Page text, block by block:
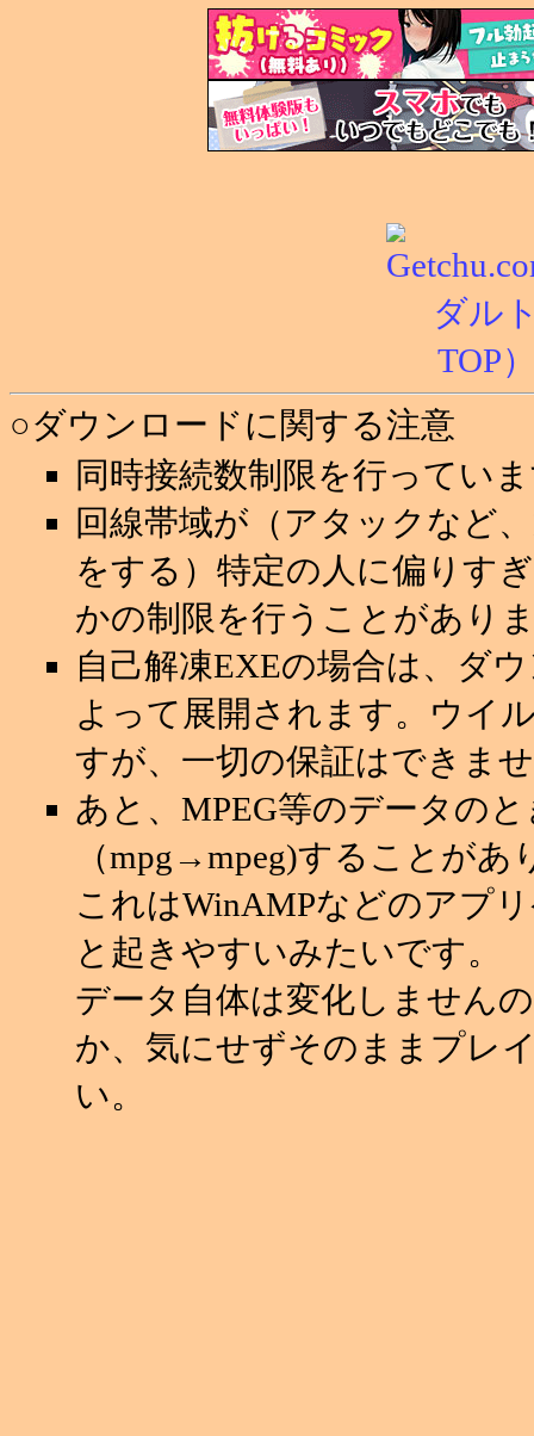
○ダウンロードに関する注意
同時接続数制限を行ってい
回線帯域が（アタックなど
をする）特定の人に偏りす
かの制限を行うことがあり
自己解凍EXEの場合は、ダ
よって展開されます。ウイ
すが、一切の保証はできま
あと、MPEG等のデータの
（mpg→mpeg)することがあ
これはWinAMPなどのアプ
と起きやすいみたいです。
データ自体は変化しません
か、気にせずそのままプレ
い。